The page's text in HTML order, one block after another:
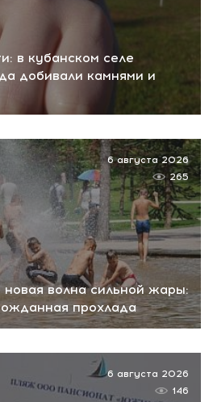
в кубанском селе
добивали камнями и
волна сильной жары:
прохлада
6 августа 2026
265
6 августа 2026
146